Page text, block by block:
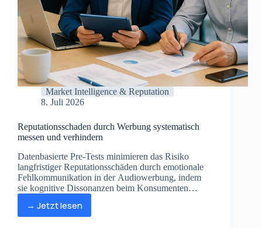
Market Intelligence & Reputation
8. Juli 2026
Reputationsschaden durch Werbung systematisch
messen und verhindern
Datenbasierte Pre-Tests minimieren das Risiko
langfristiger Reputationsschäden durch emotionale
Fehlkommunikation in der Audiowerbung, indem
sie kognitive Dissonanzen beim Konsumenten
→ Jetzt lesen
Reputationsschaden